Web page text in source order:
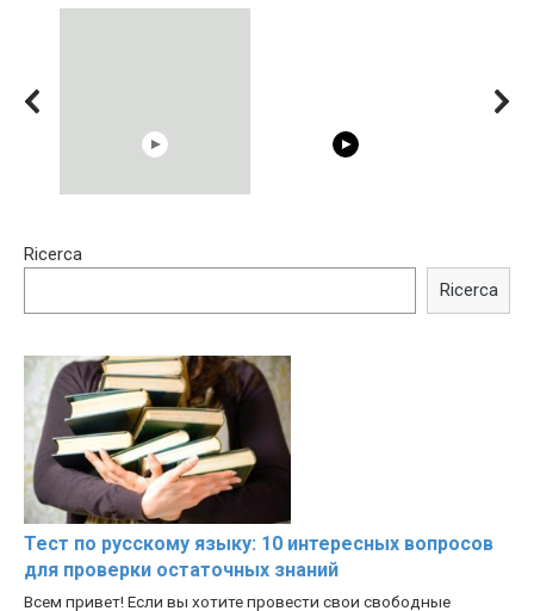
Trying BOLLYWOOD
Shocking illusion - Pretty
Ricerca
Ricerca
Тест по русскому языку: 10 интересных вопросов
для проверки остаточных знаний
Всем привет! Если вы хотите провести свои свободные